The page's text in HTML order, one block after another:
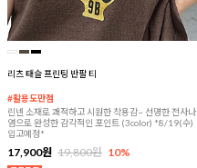
리츠 태슬 프린팅 반팔 티
#활용도만점
린넨 소재로 쾌적하고 시원한 착용감~ 선명한 전사나
염으로 완성한 감각적인 포인트 (3color) *8/19(수)
입고예정*
17,900원 19,800원 10%